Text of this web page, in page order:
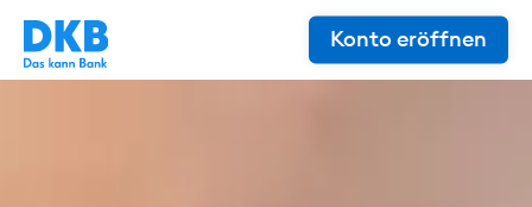
Konto eröffnen